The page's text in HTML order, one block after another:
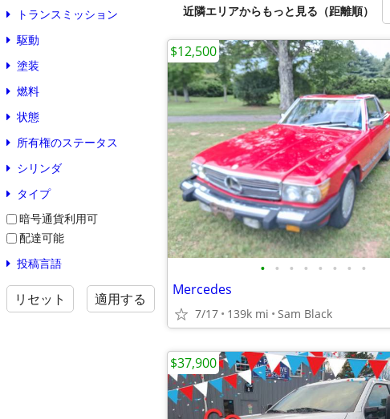
トランスミッション
駆動
塗装
燃料
状態
所有権のステータス
シリンダ
タイプ
暗号通貨利用可
配達可能
投稿言語
リセット 適用する
近隣エリアからもっと見る（距離順）
• • • • • • • •
Mercedes
7/17 139k mi Sam Black
$12,500
$37,900